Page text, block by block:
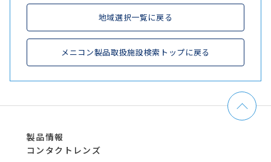
地域選択一覧に戻る
メニコン製品取扱施設検索トップに戻る
製品情報
コンタクトレンズ